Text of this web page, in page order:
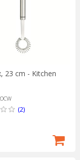
23 cm - Kitchen
(2)